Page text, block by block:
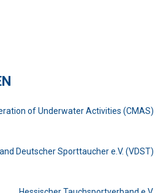
of Underwater Activities (CMAS)
Deutscher Sporttaucher e.V. (VDST)